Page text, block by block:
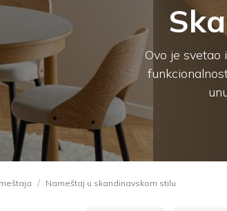
Ovo je svetao
/ Nameštaj u skandinavskom stilu